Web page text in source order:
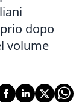
dopo
volume